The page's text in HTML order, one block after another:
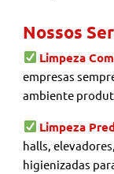
Nossos
Limpeza
empresas
ambiente
Limpeza
halls,
higienizadas